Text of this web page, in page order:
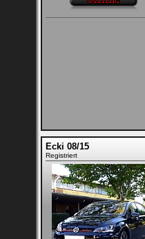
Ecki 08/15
Registriert